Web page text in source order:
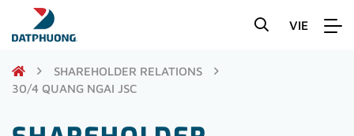
VIE
SHAREHOLDER RELATIONS
30/4 QUANG NGAI JSC